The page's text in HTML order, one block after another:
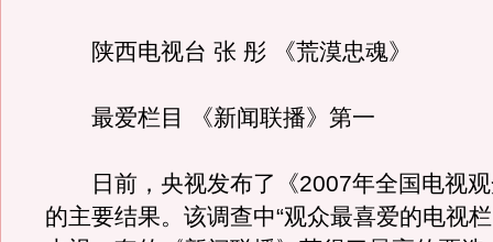
陕西电视台 张 彤 《荒漠忠魂》
最爱栏目 《新闻联播》第一
日前，央视发布了《2007年全国电视观
的主要结果。该调查中“观众最喜爱的电视